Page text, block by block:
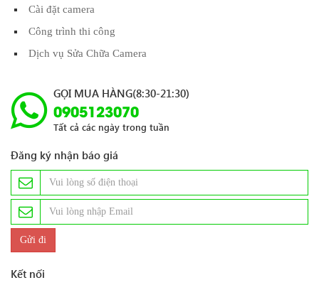
Cài đặt camera
Công trình thi công
Dịch vụ Sửa Chữa Camera
GỌI MUA HÀNG(8:30-21:30)
0905123070
Tất cả các ngày trong tuần
Đăng ký nhận báo giá
Kết nối